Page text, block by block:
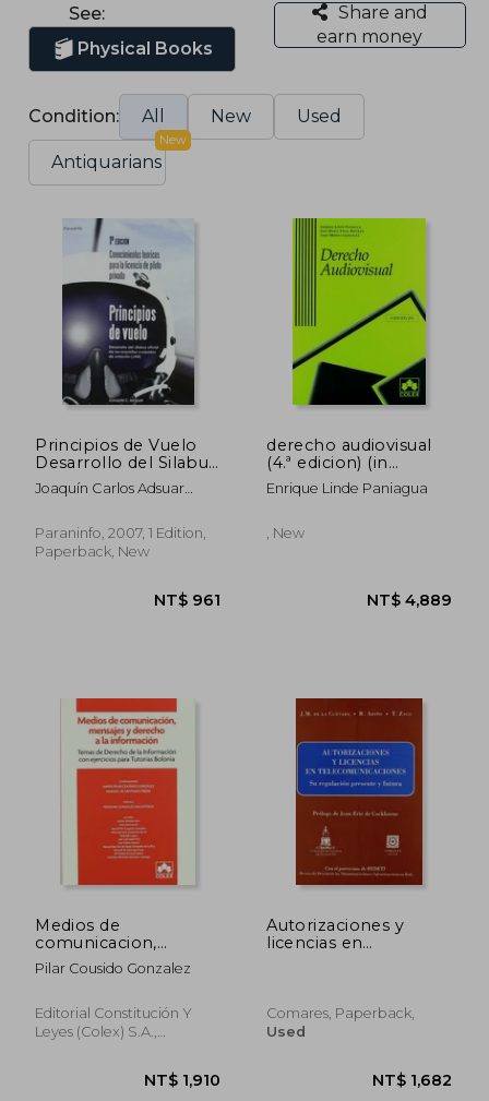
See:
Physical Books
Share and
earn money
Condition: All New Used
Antiquarians
New
Principios de Vuelo
Desarrollo del Silabus
Oficial de los
Requisitos Conjuntos
Spanish)
Joaquín Carlos Adsuar
Paraninfo, 2007, 1 Edition,
Paperback, New
NT$ 961
derecho audiovisual
(4.ª edicion) (in
Spanish)
Enrique Linde Paniagua
, New
NT$
Medios de
comunicacion,
mensajes y
dcho.informac. (in
Pilar Cousido Gonzalez
Editorial Constitución Y
Leyes (Colex) S.A.,
Autorizaciones y
licencias en
Comares, Paperback,
Used